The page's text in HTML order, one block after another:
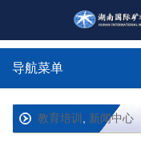
导航菜单
教育培训 , 新闻中心